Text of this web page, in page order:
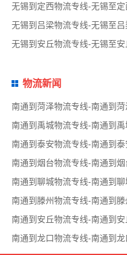
无锡到定西物流专线-无锡至定
无锡到吕梁物流专线-无锡至吕
无锡到安丘物流专线-无锡至安
物流新闻
南通到菏泽物流专线-南通到菏
南通到禹城物流专线-南通到禹
南通到泰安物流专线-南通到泰
南通到烟台物流专线-南通到烟
南通到聊城物流专线-南通到聊
南通到滕州物流专线-南通到滕
南通到安丘物流专线-南通到安
南通到龙口物流专线-南通到龙